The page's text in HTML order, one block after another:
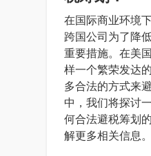
在国际商业环境
跨国公司为了降
重要措施。在美
样一个繁荣发达
多合法的方式来
中，我们将探讨
何合法避税筹划
解更多相关信息。